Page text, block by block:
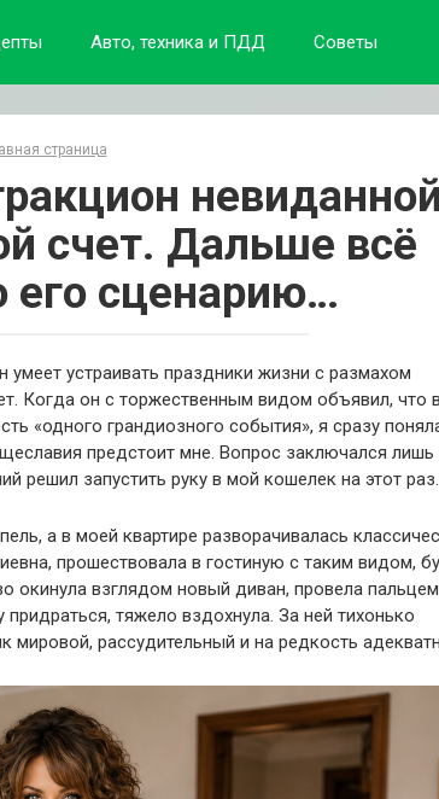
Авто, техника и ПДД Советы
страница
невиданной
счет. Дальше всё
его сценарию…
устраивать праздники жизни с размахом
Когда он с торжественным видом объявил, что в
«одного грандиозного события», я сразу
предстоит мне. Вопрос заключался лишь
решил запустить руку в мой кошелек на этот раз.
а в моей квартире разворачивалась
прошествовала в гостиную с таким видом,
окинула взглядом новый диван, провела
тяжело вздохнула. За ней тихонько
рассудительный и на редкость